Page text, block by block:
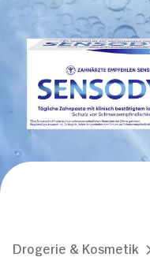
Drogerie & Kosmetik